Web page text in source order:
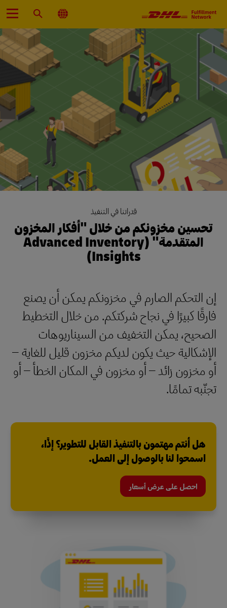
الابتدائي
قائمة
الطعام
قدراتنا في التنفيذ
تحسين مخزونكم من خلال "أفكار المخزون
المتقدمة" (Advanced Inventory
Insights)
إن التحكم الصارم في مخزونكم يمكن أن يصنع
فارقًا كبيرًا في نجاح شركتكم. من خلال التخطيط
الصحيح، يمكن التخفيف من السيناريوهات
الإشكالية حيث يكون لديكم مخزون قليل للغاية –
أو مخزون زائد – أو مخزون في المكان الخطأ – أو
تجنّبه تمامًا.
هل أنتم مهتمون بالتنفيذ القابل للتطوير؟ إذًا،
اسمحوا لنا بالوصول إلى العمل.
احصل على عرض أسعار